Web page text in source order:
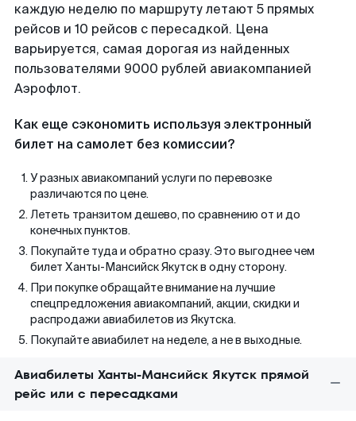
каждую неделю по маршруту летают 5 прямых
рейсов и 10 рейсов с пересадкой. Цена
варьируется, самая дорогая из найденных
пользователями 9000 рублей авиакомпанией
Аэрофлот.
Как еще сэкономить используя электронный
билет на самолет без комиссии?
У разных авиакомпаний услуги по перевозке
различаются по цене.
Лететь транзитом дешево, по сравнению от и до
конечных пунктов.
Покупайте туда и обратно сразу. Это выгоднее чем
билет Ханты-Мансийск Якутск в одну сторону.
При покупке обращайте внимание на лучшие
спецпредложения авиакомпаний, акции, скидки и
распродажи авиабилетов из Якутска.
Покупайте авиабилет на неделе, а не в выходные.
Авиабилеты Ханты-Мансийск Якутск прямой
рейс или с пересадками